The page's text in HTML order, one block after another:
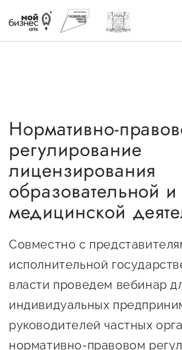
Избранное
Быть в курсе
Истории успеха
Мероприятия
Новости
Онлайн-витрина продукции
Социальные сети "Мой
Бизнес Югра"
Нормативно-
регулирование
лицензирования
образовательной и
медицинской
Совместно с
исполнительной
власти проведем вебинар
индивидуальных
руководителей частных
нормативно-правовом